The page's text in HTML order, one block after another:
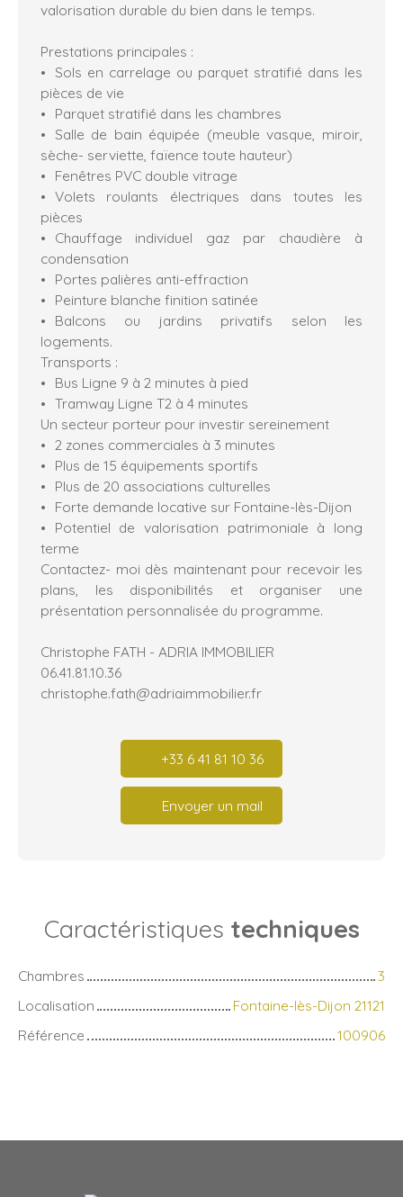
valorisation durable du bien dans le temps.
Prestations principales :
Sols en carrelage ou parquet stratifié dans les
pièces de vie
Parquet stratifié dans les chambres
Salle de bain équipée (meuble vasque, miroir,
sèche- serviette, faïence toute hauteur)
Fenêtres PVC double vitrage
Volets roulants électriques dans toutes les
pièces
Chauffage individuel gaz par chaudière à
condensation
Portes palières anti-effraction
Peinture blanche finition satinée
Balcons ou jardins privatifs selon les
logements.
Transports :
Bus Ligne 9 à 2 minutes à pied
Tramway Ligne T2 à 4 minutes
Un secteur porteur pour investir sereinement
2 zones commerciales à 3 minutes
Plus de 15 équipements sportifs
Plus de 20 associations culturelles
Forte demande locative sur Fontaine-lès-Dijon
Potentiel de valorisation patrimoniale à long
terme
Contactez- moi dès maintenant pour recevoir les
plans, les disponibilités et organiser une
présentation personnalisée du programme.
Christophe FATH - ADRIA IMMOBILIER
06.41.81.10.36
christophe.fath@adriaimmobilier.fr
+33 6 41 81 10 36
Envoyer un mail
Caractéristiques techniques
Chambres
3
Localisation
Fontaine-lès-Dijon 21121
Référence
100906